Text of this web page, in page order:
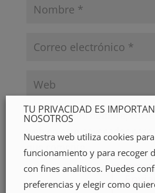
Guarda mi nombre,
web en este navegador para
que comente.
TU PRIVACIDAD ES
NOSOTROS
Nuestra web utiliza cookies
funcionamiento y para recoger
con fines analíticos. Puedes
preferencias y elegir como